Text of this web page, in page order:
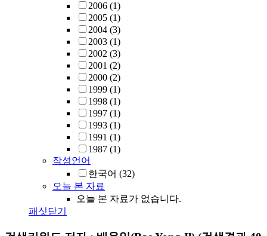
2006 (1)
2005 (1)
2004 (3)
2003 (1)
2002 (3)
2001 (2)
2000 (2)
1999 (1)
1998 (1)
1997 (1)
1993 (1)
1991 (1)
1987 (1)
작성언어
한국어 (32)
오늘 본 자료
오늘 본 자료가 없습니다.
패싯닫기